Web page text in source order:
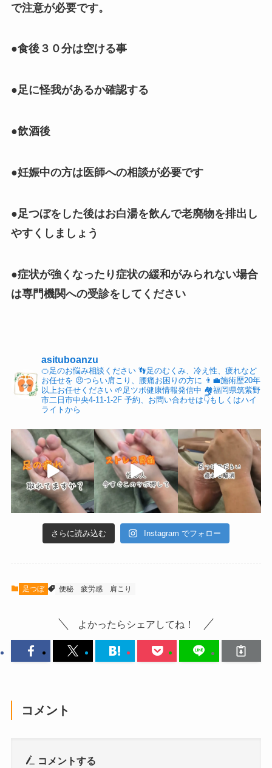
で注意が必要です。
●食後３０分は空ける事
●足に怪我があるか確認する
●飲酒後
●妊娠中の方は医師への相談が必要です
●足つぼをした後はお白湯を飲んで老廃物を排出し
やすくしましょう
●症状が強くなったり症状の緩和がみられない場合
は専門機関への受診をしてください
asituboanzu
🍊足のお悩み相談ください👣足のむくみ、冷え性、疲れなど
お任せを 😣つらい肩こり、腰痛お困りの方に 👨‍💼施術歴20年
以上お任せください🌱足ツボ健康情報発信中 🏘福岡県筑紫野
市二日市中央4-11-1-2F予約、お問い合わせは👇もしくはハイ
ライトから
さらに読み込む Instagram でフォロー
足つぼ 便秘 疲労感 肩こり
よかったらシェアしてね！
コメント
コメントする